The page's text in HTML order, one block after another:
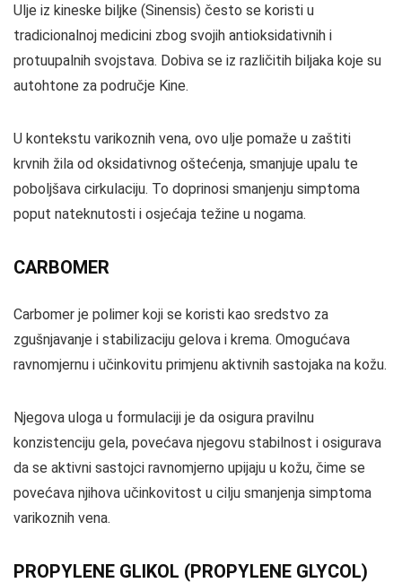
Ulje iz kineske biljke (Sinensis) često se koristi u
tradicionalnoj medicini zbog svojih antioksidativnih i
protuupalnih svojstava. Dobiva se iz različitih biljaka koje su
autohtone za područje Kine.
U kontekstu varikoznih vena, ovo ulje pomaže u zaštiti
krvnih žila od oksidativnog oštećenja, smanjuje upalu te
poboljšava cirkulaciju. To doprinosi smanjenju simptoma
poput nateknutosti i osjećaja težine u nogama.
CARBOMER
Carbomer je polimer koji se koristi kao sredstvo za
zgušnjavanje i stabilizaciju gelova i krema. Omogućava
ravnomjernu i učinkovitu primjenu aktivnih sastojaka na kožu.
Njegova uloga u formulaciji je da osigura pravilnu
konzistenciju gela, povećava njegovu stabilnost i osigurava
da se aktivni sastojci ravnomjerno upijaju u kožu, čime se
povećava njihova učinkovitost u cilju smanjenja simptoma
varikoznih vena.
PROPYLENE GLIKOL (PROPYLENE GLYCOL)